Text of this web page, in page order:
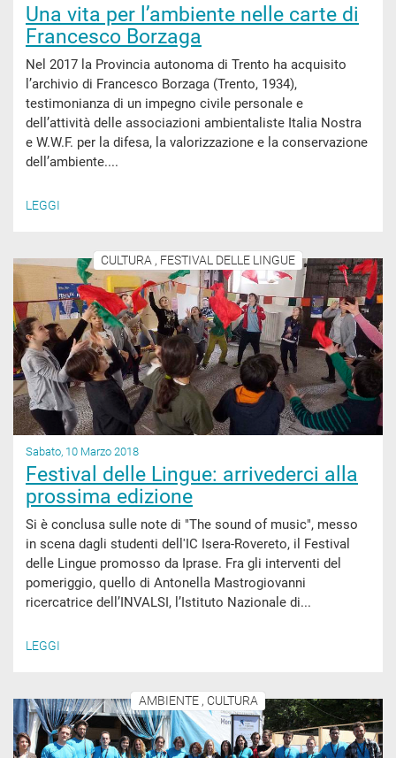
Una vita per l’ambiente nelle carte di
Francesco Borzaga
Nel 2017 la Provincia autonoma di Trento ha acquisito
l’archivio di Francesco Borzaga (Trento, 1934),
testimonianza di un impegno civile personale e
dell’attività delle associazioni ambientaliste Italia Nostra
e W.W.F. per la difesa, la valorizzazione e la conservazione
dell’ambiente....
LEGGI
CULTURA , FESTIVAL DELLE LINGUE
Sabato, 10 Marzo 2018
Festival delle Lingue: arrivederci alla
prossima edizione
Si è conclusa sulle note di "The sound of music", messo
in scena dagli studenti dell'IC Isera-Rovereto, il Festival
delle Lingue promosso da Iprase. Fra gli interventi del
pomeriggio, quello di Antonella Mastrogiovanni
ricercatrice dell’INVALSI, l’Istituto Nazionale di...
LEGGI
AMBIENTE , CULTURA